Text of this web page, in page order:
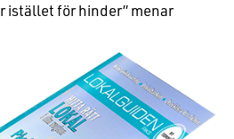
istället för hinder” menar